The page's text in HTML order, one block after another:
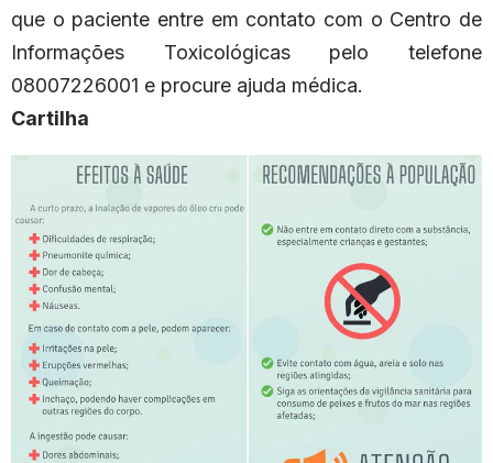
que o paciente entre em contato com o Centro de
Informações Toxicológicas pelo telefone
08007226001 e procure ajuda médica.
Cartilha